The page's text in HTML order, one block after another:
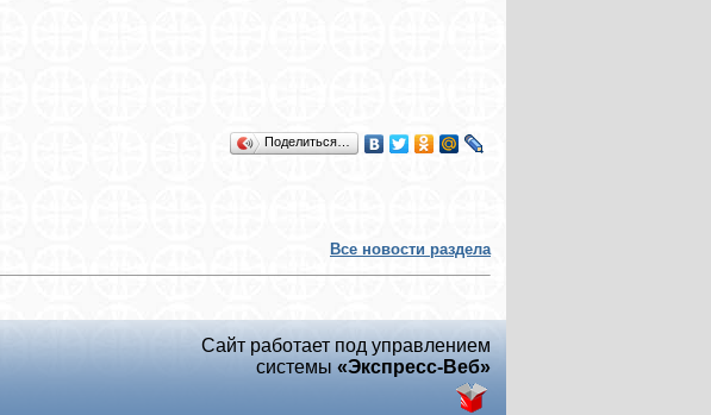
Поделиться…
Все новости раздела
Сайт работает под управлением
системы «Экспресс-Веб»